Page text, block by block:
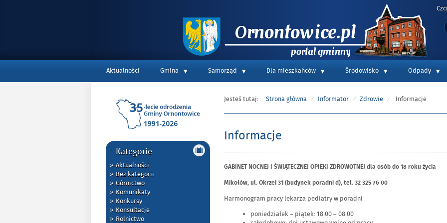
Portal informacyjny Gminy Ornontowice
Aktualności Gmina Samorząd Dla mieszkańców Środowisko Odpady
Kategorie
Aktualności
Bez kategorii
Górnictwo
Komunikaty
Konkursy
Konsultacje
Rolnictwo
Jesteś tutaj: Strona główna Informator Zdrowie Informacje
Informacje
GABINET NOCNEJ I ŚWIĄTECZNEJ OPIEKI ZDROWOTNEJ dla osób do 18 roku życia
Mikołów, ul. Okrzei 31 (budynek poradni d), tel. 32 325 76 00
Harmonogram pracy lekarza pediatry w poradni
poniedziałek – piątek: 18.00 – 08.00